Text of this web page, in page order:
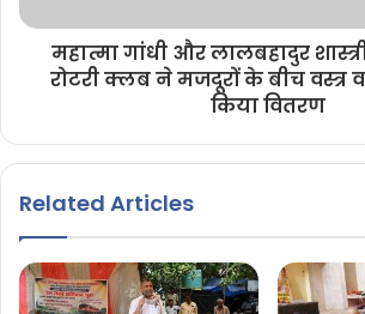
महात्मा गांधी और लालबहादुर
रोटरी क्लब ने मजदूरों के बीच वस्त्र
किया वितरण
Related Articles